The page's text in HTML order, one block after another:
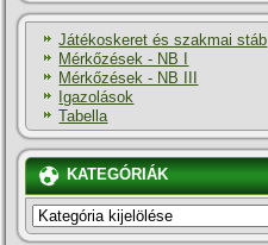
Játékoskeret és szakmai stáb
Mérkőzések - NB I
Mérkőzések - NB III
Igazolások
Tabella
KATEGÓRIÁK
KATEGÓRIÁK